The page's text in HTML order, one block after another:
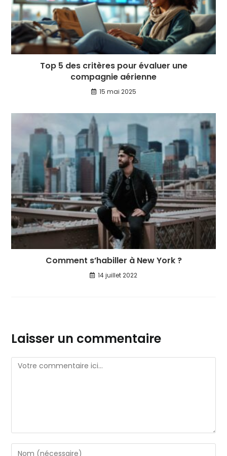
Top 5 des critères pour évaluer une
compagnie aérienne
15 mai 2025
Comment s’habiller à New York ?
14 juillet 2022
Laisser un commentaire
Comment
Enter